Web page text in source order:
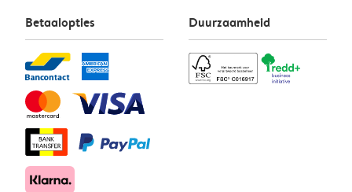
Betaalopties Duurzaamheid